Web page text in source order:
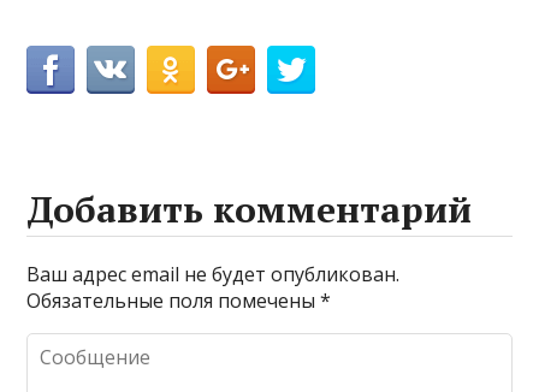
Добавить комментарий
Ваш адрес email не будет опубликован.
Обязательные поля помечены*